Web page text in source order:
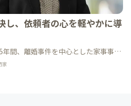
し、依頼者の心を軽やかに導
間、離婚事件を中心とした家事事件
竹内法律事務所の竹内裕美弁護士。
人ひとりに寄り添う温かな人柄で多
人気質で個々の依頼者を大切にする
家